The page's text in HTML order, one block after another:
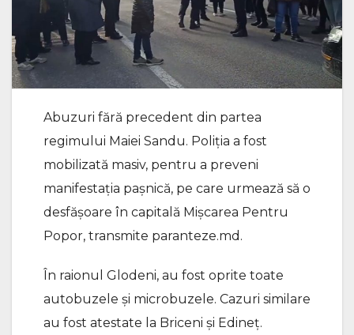
Abuzuri fără precedent din partea
regimului Maiei Sandu. Poliția a fost
mobilizată masiv, pentru a preveni
manifestația pașnică, pe care urmează să o
desfășoare în capitală Mișcarea Pentru
Popor, transmite paranteze.md.
În raionul Glodeni, au fost oprite toate
autobuzele și microbuzele. Cazuri similare
au fost atestate la Briceni și Edineț.